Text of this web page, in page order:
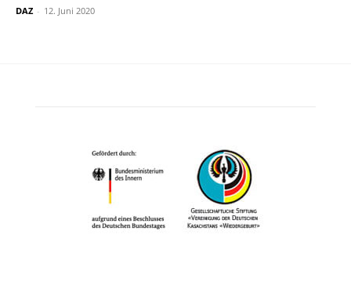
DAZ - 12. Juni 2020